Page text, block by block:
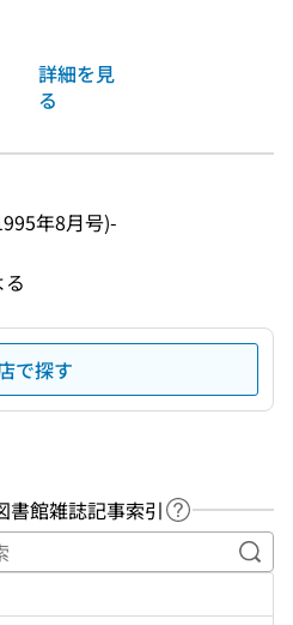
詳細を見
る
年8月号)-
で探す
書館雑誌記事索引 ヘルプペー
キ